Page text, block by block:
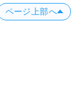
ページ上部へ